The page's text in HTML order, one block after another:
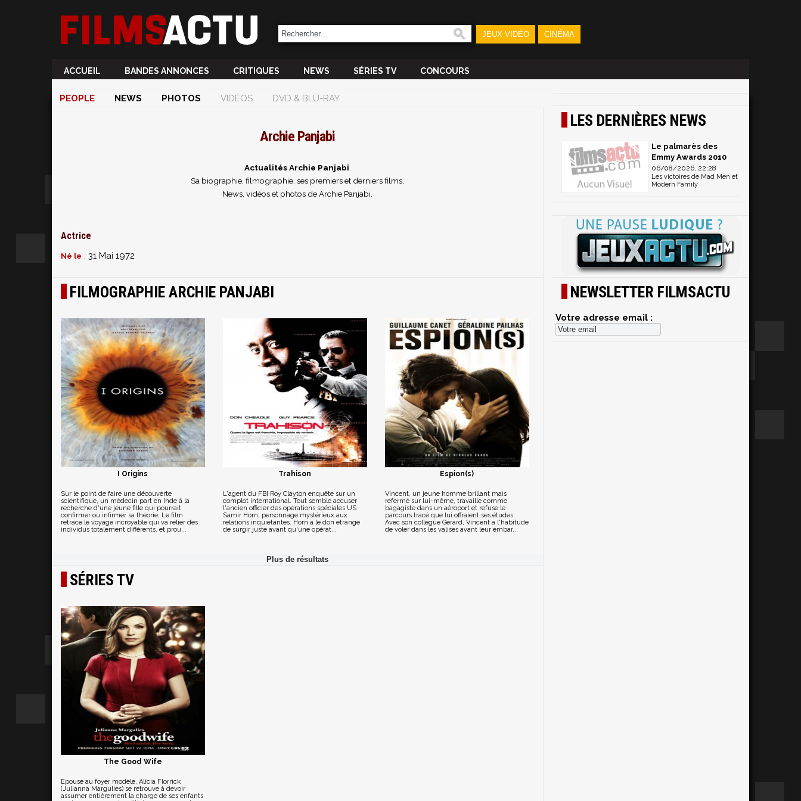
JEUX VIDÉO CINÉMA
ACCUEIL BANDES ANNONCES CRITIQUES NEWS SÉRIES TV CONCOURS
PEOPLE NEWS PHOTOS VIDÉOS DVD & BLU-RAY
Archie Panjabi
Actualités Archie Panjabi
Sa biographie, filmographie, ses premiers et derniers films.
News, vidéos et photos de Archie Panjabi.
Actrice
Né le : 31 Mai 1972
FILMOGRAPHIE ARCHIE PANJABI
I Origins
Sur le point de faire une découverte
scientifique, un médecin part en Inde à la
recherche d'une jeune fille qui pourrait
confirmer ou infirmer sa théorie. Le film
retrace le voyage incroyable qui va relier des
individus totalement différents, et prou...
Trahison
L'agent du FBI Roy Clayton enquête sur un
complot international. Tout semble accuser
l'ancien officier des opérations spéciales US
Samir Horn, personnage mystérieux aux
relations inquiétantes. Horn a le don étrange
de surgir juste avant qu'une opérat...
Espion(s)
Vincent, un jeune homme brillant mais
refermé sur lui-même, travaille comme
bagagiste dans un aéroport et refuse le
parcours tracé que lui offraient ses études.
Avec son collègue Gérard, Vincent a l'habitude
de voler dans les valises avant leur embar...
SÉRIES TV
The Good Wife
Epouse au foyer modèle, Alicia Florrick
(Julianna Margulies) se retrouve à devoir
assumer entièrement la charge de ses enfants
LES DERNIÈRES NEWS
Le palmarès des
Emmy Awards 2010
06/08/2026, 22:28
Les victoires de Mad Men et
Modern Family
NEWSLETTER FILMSACTU
Votre adresse email :